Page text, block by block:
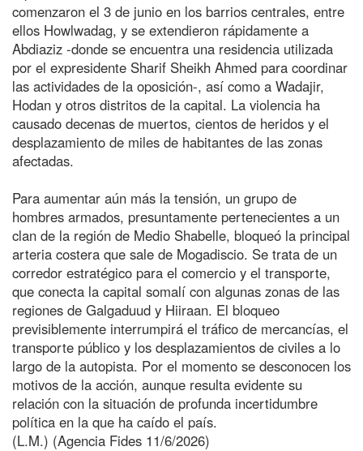
comenzaron el 3 de junio en los barrios centrales, entre
ellos Howlwadag, y se extendieron rápidamente a
Abdiaziz -donde se encuentra una residencia utilizada
por el expresidente Sharif Sheikh Ahmed para coordinar
las actividades de la oposición-, así como a Wadajir,
Hodan y otros distritos de la capital. La violencia ha
causado decenas de muertos, cientos de heridos y el
desplazamiento de miles de habitantes de las zonas
afectadas.
Para aumentar aún más la tensión, un grupo de
hombres armados, presuntamente pertenecientes a un
clan de la región de Medio Shabelle, bloqueó la principal
arteria costera que sale de Mogadiscio. Se trata de un
corredor estratégico para el comercio y el transporte,
que conecta la capital somalí con algunas zonas de las
regiones de Galgaduud y Hiiraan. El bloqueo
previsiblemente interrumpirá el tráfico de mercancías, el
transporte público y los desplazamientos de civiles a lo
largo de la autopista. Por el momento se desconocen los
motivos de la acción, aunque resulta evidente su
relación con la situación de profunda incertidumbre
política en la que ha caído el país.
(L.M.) (Agencia Fides 11/6/2026)